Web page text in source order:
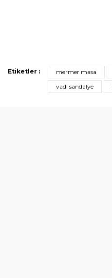
Etiketler : mermer masa
vadi sandalye